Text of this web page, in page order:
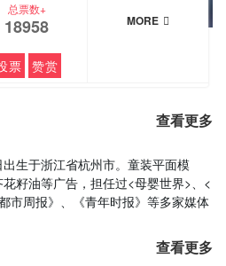
总票数+
18958
票 赞赏
MORE
查看更多
生于浙江省杭州市。童装平面模
籽油等广告，担任过<母婴世界>、<
市周报》、《青年时报》等多家媒体
查看更多